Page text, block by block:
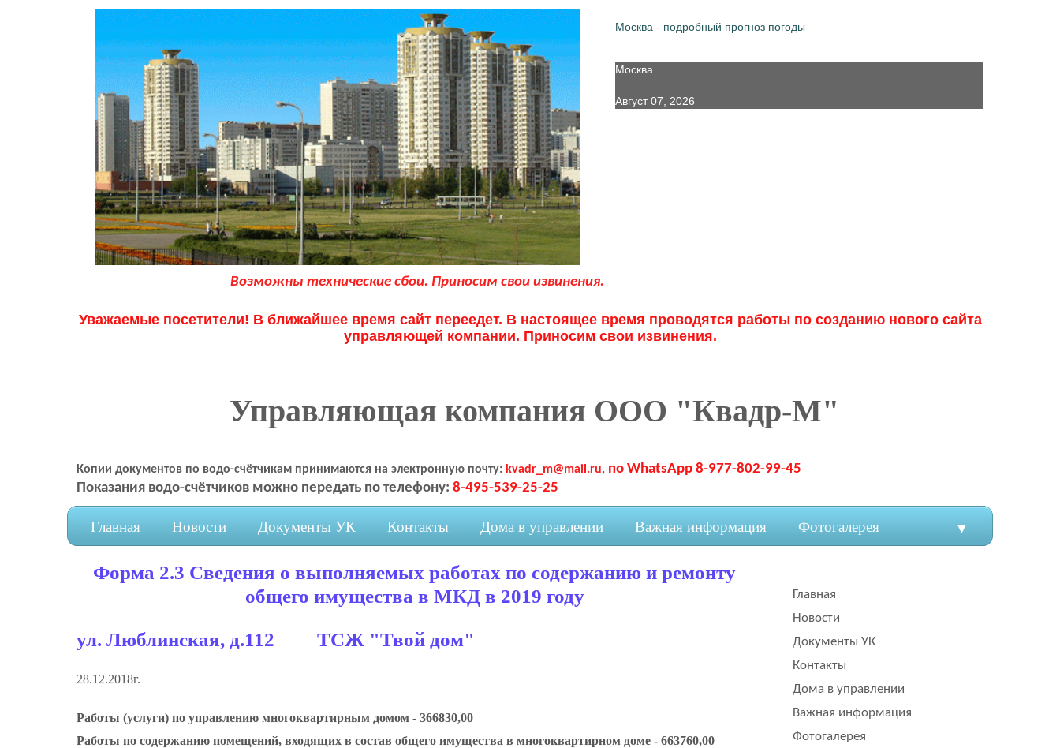
Москва - подробный прогноз погоды
Москва
Август 07, 2026
Возможны технические сбои. Приносим свои извинения.
Уважаемые посетители! В ближайшее время сайт переедет. В настоящее время проводятся работы по созданию нового сайта
управляющей компании. Приносим свои извинения.
Управляющая компания ООО "Квадр-М"
Копии документов по водо-счётчикам принимаются на электронную почту: kvadr_m@mail.ru, по WhatsApp 8-977-802-99-45
Показания водо-счётчиков можно передать по телефону: 8-495-539-25-25
Главная Новости Документы УК Контакты Дома в управлении Важная информация Фотогалерея ▼
Форма 2.3 Сведения о выполняемых работах по содержанию и ремонту
общего имущества в МКД в 2019 году
ул. Люблинская, д.112 ТСЖ "Твой дом"
28.12.2018г.
Работы (услуги) по управлению многоквартирным домом - 366830,00
Работы по содержанию помещений, входящих в состав общего имущества в многоквартирном доме - 663760,00
Главная
Новости
Документы УК
Контакты
Дома в управлении
Важная информация
Фотогалерея